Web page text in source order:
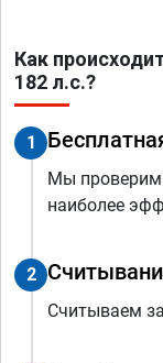
Как
182 л.с.?
1
Мы проверим
наиболее
2
Считываем